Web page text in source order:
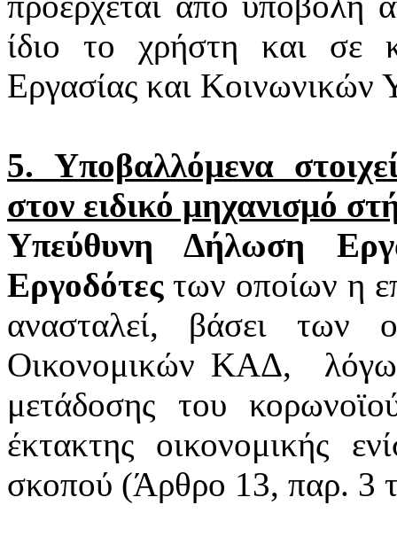
ίδιο το χρήστη και σε
Εργασίας και Κοινωνικών
5. Υποβαλλόμενα
στον ειδικό μηχανισμό
Υπεύθυνη Δήλωση
Εργοδότεςτων οποίων η
ανασταλεί, βάσει των
Οικονομικών ΚΑΔ,
μετάδοσης του
έκτακτης οικονομικής
σκοπού (Άρθρο 13, παρ. 3